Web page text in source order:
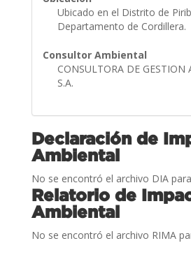
Ubicado en el Distrito de
Departamento de Cordillera.
Consultor Ambiental
CONSULTORA DE GESTION
S.A.
Declaración de
Ambiental
No se encontró el archivo DIA
Relatorio de
Ambiental
No se encontró el archivo RIMA